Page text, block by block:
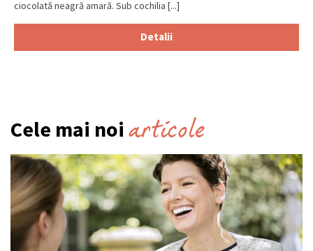
ciocolată neagră amară. Sub cochilia [...]
Detalii
Cele mai noi articole